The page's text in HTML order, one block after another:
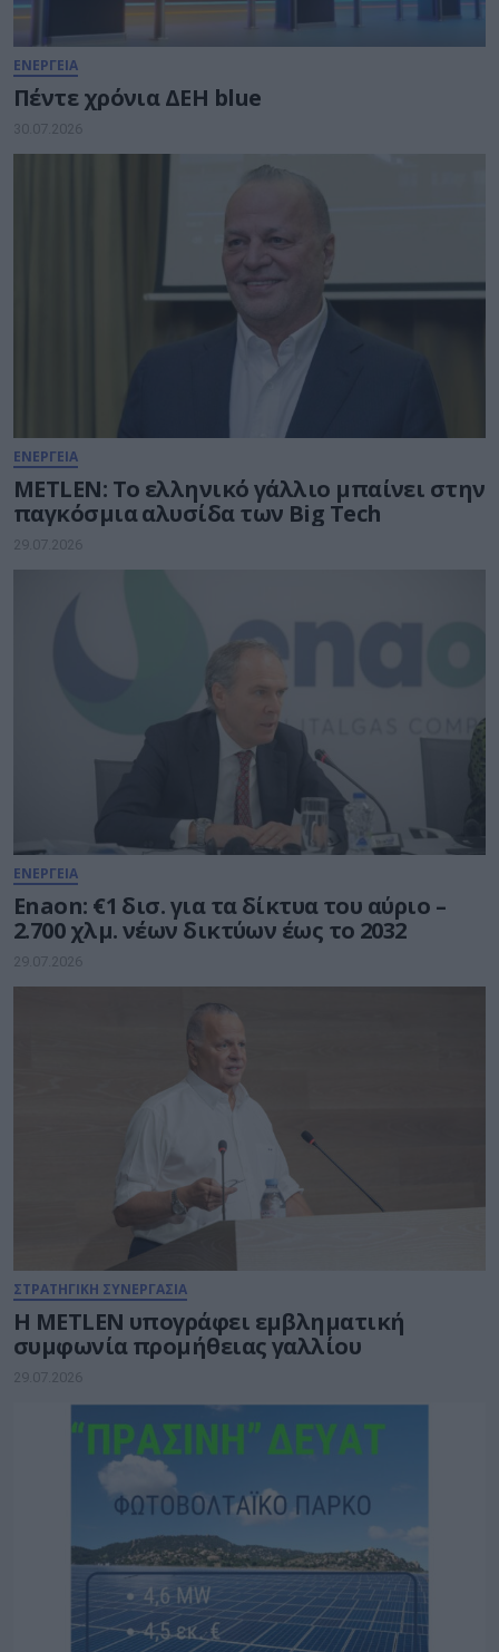
ΕΝΕΡΓΕΙΑ
Πέντε χρόνια ΔΕΗ blue
30.07.2026
ΕΝΕΡΓΕΙΑ
METLEN: Το ελληνικό γάλλιο μπαίνει στην
παγκόσμια αλυσίδα των Big Tech
29.07.2026
ΕΝΕΡΓΕΙΑ
Enaon: €1 δισ. για τα δίκτυα του αύριο –
2.700 χλμ. νέων δικτύων έως το 2032
29.07.2026
ΣΤΡΑΤΗΓΙΚΗ ΣΥΝΕΡΓΑΣΙΑ
Η METLEN υπογράφει εμβληματική
συμφωνία προμήθειας γαλλίου
29.07.2026